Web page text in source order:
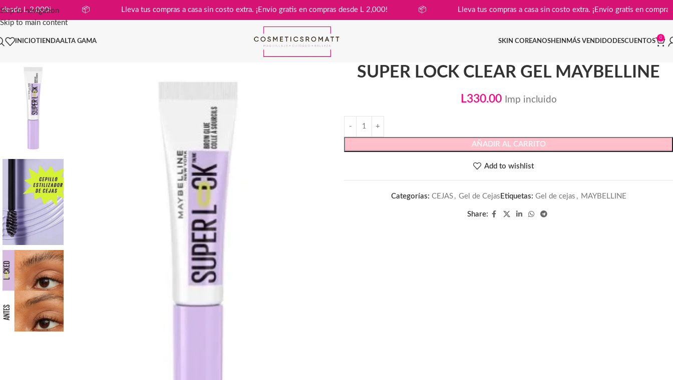
Skip to navigation
Skip to main content
desde L 2,000! Lleva tus compras a casa sin costo extra. ¡Envío gratis en compras desde L 2,000! Lleva tus compras a casa sin costo extra. ¡Envío gratis en
INICIOTIENDAALTA GAMA SKIN COREANOSHEIN MÁS VENDIDO DESCUENTOS
0
SUPER LOCK CLEAR GEL MAYBELLINE
L330.00 Imp incluido
AÑADIR AL CARRITO
Add to wishlist
Categorías: CEJAS , Gel de Cejas Etiquetas: Gel de cejas , MAYBELLINE
Share: